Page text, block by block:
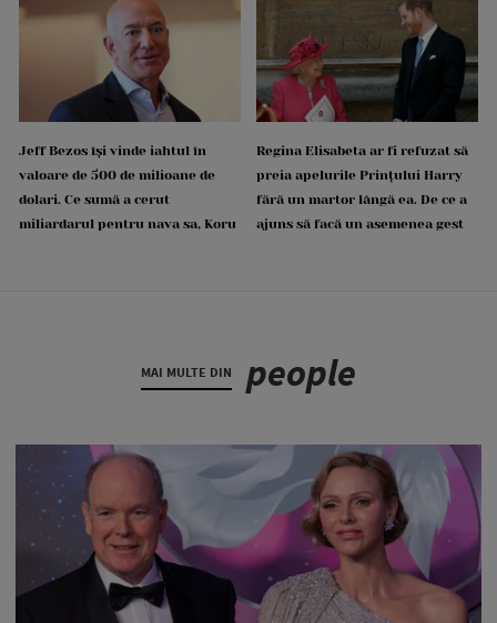
Jeff Bezos își vinde iahtul în
valoare de 500 de milioane de
dolari. Ce sumă a cerut
miliardarul pentru nava sa, Koru
Regina Elisabeta ar fi refuzat să
preia apelurile Prințului Harry
fără un martor lângă ea. De ce a
ajuns să facă un asemenea gest
MAI MULTE DIN people